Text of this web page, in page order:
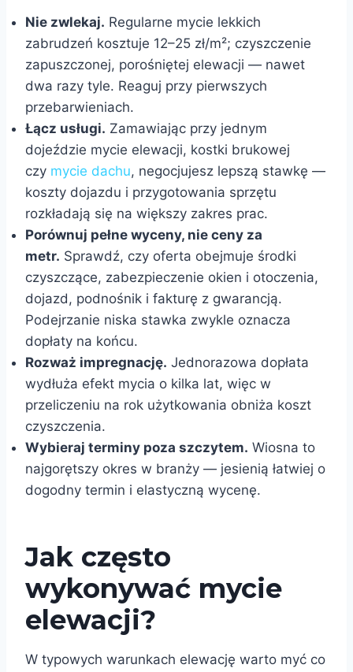
Nie zwlekaj. Regularne mycie lekkich
zabrudzeń kosztuje 12–25 zł/m²; czyszczenie
zapuszczonej, porośniętej elewacji — nawet
dwa razy tyle. Reaguj przy pierwszych
przebarwieniach.
Łącz usługi. Zamawiając przy jednym
dojeździe mycie elewacji, kostki brukowej
czy mycie dachu, negocjujesz lepszą stawkę —
koszty dojazdu i przygotowania sprzętu
rozkładają się na większy zakres prac.
Porównuj pełne wyceny, nie ceny za
metr. Sprawdź, czy oferta obejmuje środki
czyszczące, zabezpieczenie okien i otoczenia,
dojazd, podnośnik i fakturę z gwarancją.
Podejrzanie niska stawka zwykle oznacza
dopłaty na końcu.
Rozważ impregnację. Jednorazowa dopłata
wydłuża efekt mycia o kilka lat, więc w
przeliczeniu na rok użytkowania obniża koszt
czyszczenia.
Wybieraj terminy poza szczytem. Wiosna to
najgorętszy okres w branży — jesienią łatwiej o
dogodny termin i elastyczną wycenę.
Jak często
wykonywać mycie
elewacji?
W typowych warunkach elewację warto myć co